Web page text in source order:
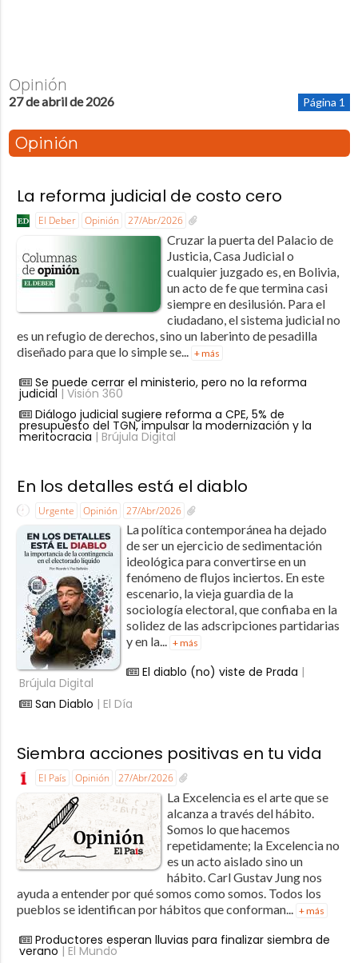
Opinión
27 de abril de 2026 Página 1
Opinión
La reforma judicial de costo cero
El Deber Opinión 27/Abr/2026
Cruzar la puerta del Palacio de
Justicia, Casa Judicial o
cualquier juzgado es, en Bolivia,
un acto de fe que termina casi
siempre en desilusión. Para el
ciudadano, el sistema judicial no
es un refugio de derechos, sino un laberinto de pesadilla
diseñado para que lo simple se...
+ más
Se puede cerrar el ministerio, pero no la reforma
judicial | Visión 360
Diálogo judicial sugiere reforma a CPE, 5% de
presupuesto del TGN, impulsar la modernización y la
meritocracia | Brújula Digital
En los detalles está el diablo
Urgente Opinión 27/Abr/2026
La política contemporánea ha dejado
de ser un ejercicio de sedimentación
ideológica para convertirse en un
fenómeno de flujos inciertos. En este
escenario, la vieja guardia de la
sociología electoral, que confiaba en la
solidez de las adscripciones partidarias
y en la... + más
El diablo (no) viste de Prada |
Brújula Digital
San Diablo | El Día
Siembra acciones positivas en tu vida
El País Opinión 27/Abr/2026
La Excelencia es el arte que se
alcanza a través del hábito.
Somos lo que hacemos
repetidamente; la Excelencia no
es un acto aislado sino un
hábito. Carl Gustav Jung nos
ayuda a entender por qué somos como somos. Todos los
pueblos se identifican por hábitos que conforman... + más
Productores esperan lluvias para finalizar siembra de
verano | El Mundo